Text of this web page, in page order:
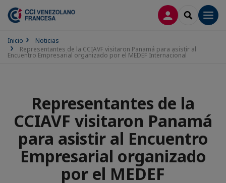
CONECTARSE
SEARCH
Inicio
Noticias
Representantes de la CCIAVF visitaron Panamá para asistir al
Encuentro Empresarial organizado por el MEDEF Internacional
Representantes de la
CCIAVF visitaron Panamá
para asistir al Encuentro
Empresarial organizado
por el MEDEF